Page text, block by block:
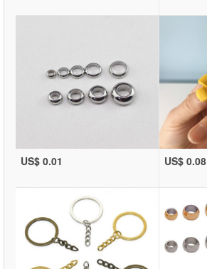
US$ 0.01 US$ 0.08